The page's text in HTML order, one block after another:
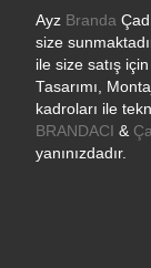
Ayz Branda
size
ile size satış
Tasarımı,
kadroları ile
BRANDACI &
yanınızdadır.